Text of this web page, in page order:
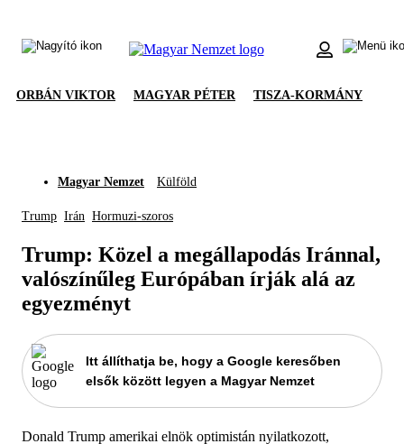
ORBÁN VIKTOR MAGYAR PÉTER TISZA-KORMÁNY
Magyar Nemzet Külföld
Trump Irán Hormuzi-szoros
Trump: Közel a megállapodás Iránnal,
valószínűleg Európában írják alá az
egyezményt
Itt állíthatja be, hogy a Google keresőben
elsők között legyen a Magyar Nemzet
Donald Trump amerikai elnök optimistán nyilatkozott,